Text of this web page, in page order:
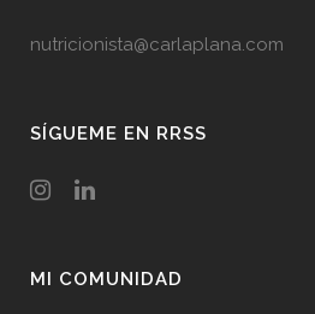
nutricionista@carlaplana.com
SÍGUEME EN RRSS
MI COMUNIDAD